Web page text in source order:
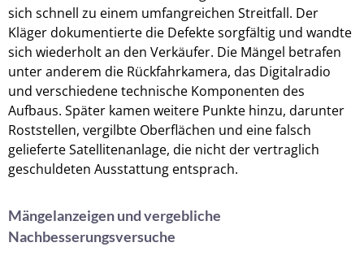
sich schnell zu einem umfangreichen Streitfall. Der
Kläger dokumentierte die Defekte sorgfältig und wandte
sich wiederholt an den Verkäufer. Die Mängel betrafen
unter anderem die Rückfahrkamera, das Digitalradio
und verschiedene technische Komponenten des
Aufbaus. Später kamen weitere Punkte hinzu, darunter
Roststellen, vergilbte Oberflächen und eine falsch
gelieferte Satellitenanlage, die nicht der vertraglich
geschuldeten Ausstattung entsprach.
Mängelanzeigen und vergebliche
Nachbesserungsversuche